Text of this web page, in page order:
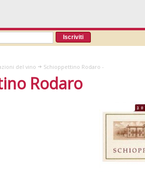
Iscriviti
del vino Schioppettino Rodaro -
Rodaro